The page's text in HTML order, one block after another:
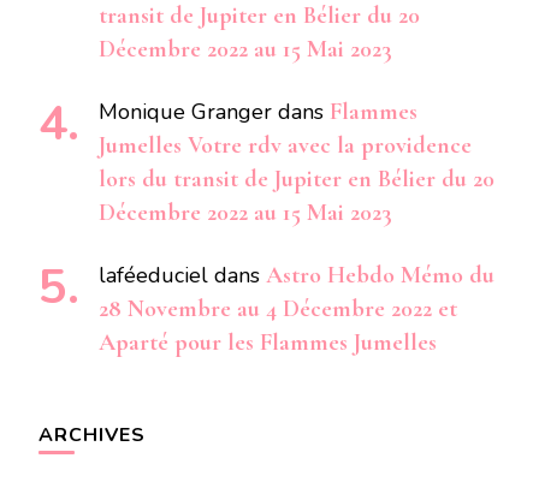
transit de Jupiter en Bélier du 20
Décembre 2022 au 15 Mai 2023
Monique Granger dans Flammes
Jumelles Votre rdv avec la providence
lors du transit de Jupiter en Bélier du 20
Décembre 2022 au 15 Mai 2023
laféeduciel dans Astro Hebdo Mémo du
28 Novembre au 4 Décembre 2022 et
Aparté pour les Flammes Jumelles
ARCHIVES